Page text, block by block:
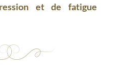
et de
fatigue